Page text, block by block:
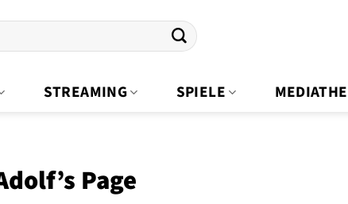
STREAMING SPIELE
Page